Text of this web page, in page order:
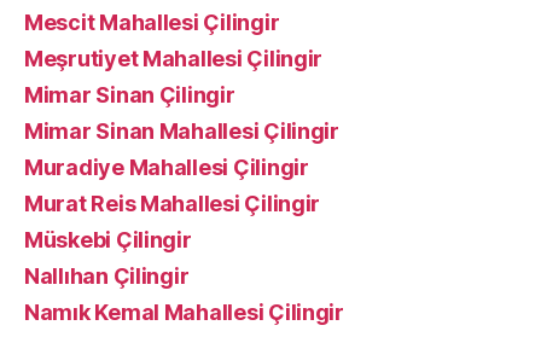
Mescit Mahallesi Çilingir
Meşrutiyet Mahallesi Çilingir
Mimar Sinan Çilingir
Mimar Sinan Mahallesi Çilingir
Muradiye Mahallesi Çilingir
Murat Reis Mahallesi Çilingir
Müskebi Çilingir
Nallıhan Çilingir
Namık Kemal Mahallesi Çilingir